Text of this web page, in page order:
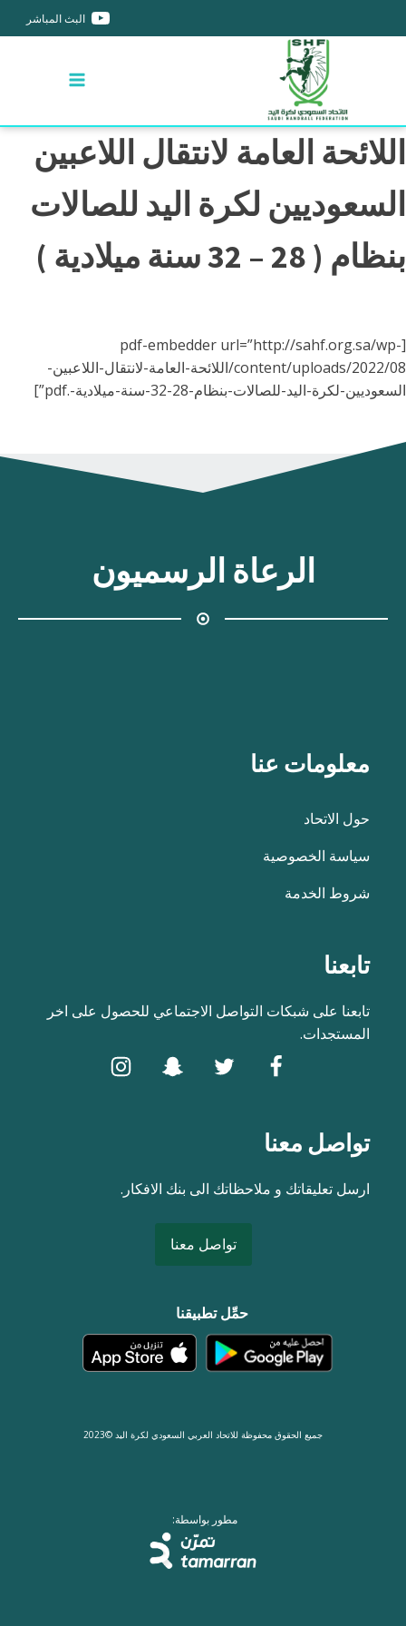
البث المباشر
اللائحة العامة لانتقال اللاعبين
السعوديين لكرة اليد للصالات
بنظام ( 28 – 32 سنة ميلادية )
[pdf-embedder url=”http://sahf.org.sa/wp-
content/uploads/2022/08/اللائحة-العامة-لانتقال-اللاعبين-
السعوديين-لكرة-اليد-للصالات-بنظام-28-32-سنة-ميلادية-.pdf”]
الرعاة الرسميون
معلومات عنا
حول الاتحاد
سياسة الخصوصية
شروط الخدمة
تابعنا
تابعنا على شبكات التواصل الاجتماعي للحصول على اخر
المستجدات.
تواصل معنا
ارسل تعليقاتك و ملاحظاتك الى بنك الافكار.
تواصل معنا
حمِّل تطبيقنا
جميع الحقوق محفوظة للاتحاد العربي السعودي لكرة اليد ©2023
مطور بواسطة: